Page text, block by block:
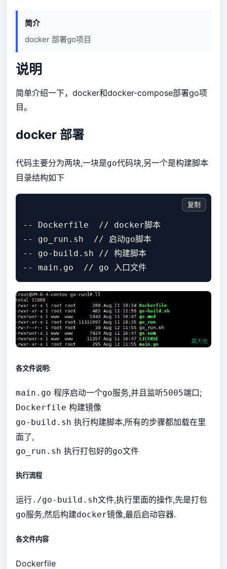
简介
docker 部署go项目
说明
简单介绍一下，docker和docker-compose部署go项
目。
docker 部署
代码主要分为两块,一块是go代码块,另一个是构建脚本
目录结构如下
-- Dockerfile  // docker脚本
-- go_run.sh  // 启动go脚本
-- go-build.sh // 构建脚本
复制
各文件说明:
main.go 程序启动一个go服务,并且监听5005端口;
Dockerfile 构建镜像
go-build.sh 执行构建脚本,所有的步骤都加载在里
面了,
go_run.sh 执行打包好的go文件
执行流程
运行./go-build.sh文件,执行里面的操作,先是打包
go服务,然后构建docker镜像,最后启动容器.
各文件内容
Dockerfile